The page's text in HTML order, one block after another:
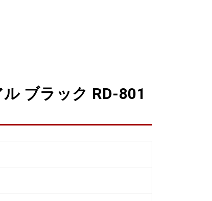
ブラック RD-801